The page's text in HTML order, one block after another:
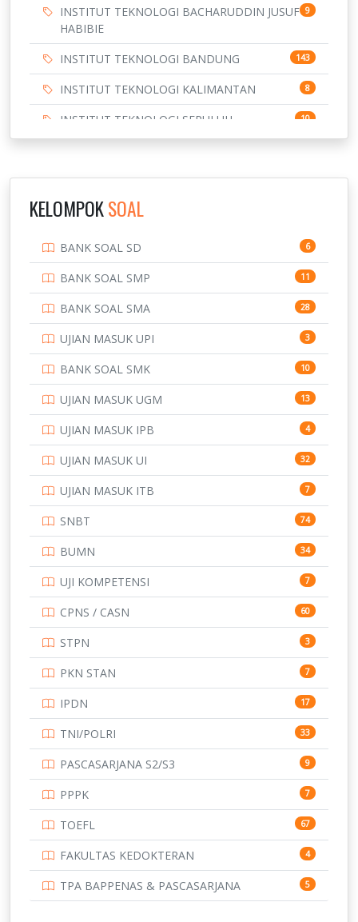
INSTITUT TEKNOLOGI BACHARUDDIN JUSUF
HABIBIE
9
INSTITUT TEKNOLOGI BANDUNG 143
INSTITUT TEKNOLOGI KALIMANTAN 8
INSTITUT TEKNOLOGI SEPULUH
NOVEMBER
10
3
169
7
PTDI STTD 4
133
SMA 146
SMK 231
SMP 134
STIP 2
153
345
UNIVERSITAS AIRLANGGA 15
16
15
15
14
14
UNIVERSITAS CENDRAWASIH 14
15
219
11
134
KELOMPOKSOAL
BANK SOAL SD 6
BANK SOAL SMP 11
BANK SOAL SMA 28
UJIAN MASUK UPI 3
BANK SOAL SMK 10
UJIAN MASUK UGM 13
UJIAN MASUK IPB 4
UJIAN MASUK UI 32
UJIAN MASUK ITB 7
SNBT 74
BUMN 34
UJI KOMPETENSI 7
CPNS / CASN 60
STPN 3
PKN STAN 7
IPDN 17
TNI/POLRI 33
PASCASARJANA S2/S3 9
PPPK 7
TOEFL 67
FAKULTAS KEDOKTERAN 4
TPA BAPPENAS & PASCASARJANA 5